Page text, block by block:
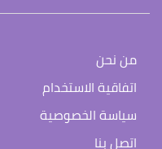
من نحن
اتفاقية الاستخدام
سياسة الخصوصية
اتصل بنا